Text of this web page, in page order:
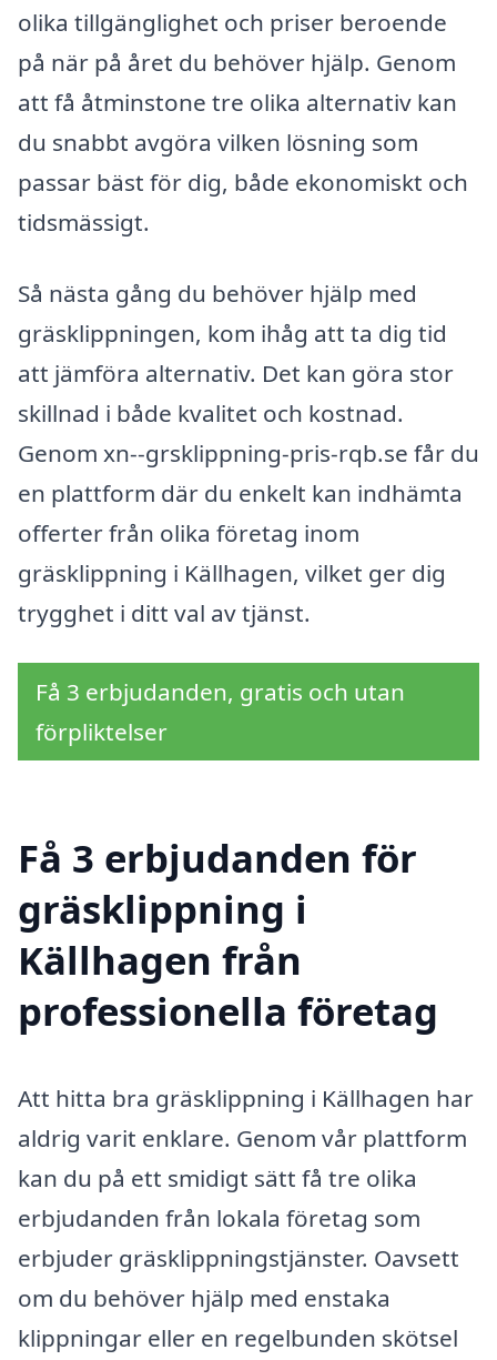
olika tillgänglighet och priser beroende
på när på året du behöver hjälp. Genom
att få åtminstone tre olika alternativ kan
du snabbt avgöra vilken lösning som
passar bäst för dig, både ekonomiskt och
tidsmässigt.
Så nästa gång du behöver hjälp med
gräsklippningen, kom ihåg att ta dig tid
att jämföra alternativ. Det kan göra stor
skillnad i både kvalitet och kostnad.
Genom xn--grsklippning-pris-rqb.se får du
en plattform där du enkelt kan indhämta
offerter från olika företag inom
gräsklippning i Källhagen, vilket ger dig
trygghet i ditt val av tjänst.
Få 3 erbjudanden, gratis och utan
förpliktelser
Få 3 erbjudanden för
gräsklippning i
Källhagen från
professionella företag
Att hitta bra gräsklippning i Källhagen har
aldrig varit enklare. Genom vår plattform
kan du på ett smidigt sätt få tre olika
erbjudanden från lokala företag som
erbjuder gräsklippningstjänster. Oavsett
om du behöver hjälp med enstaka
klippningar eller en regelbunden skötsel